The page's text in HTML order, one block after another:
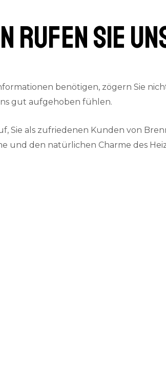
rufen Sie
benötigen, zögern Sie
gut aufgehoben fühlen.
als zufriedenen Kunden von
und den natürlichen Charme des